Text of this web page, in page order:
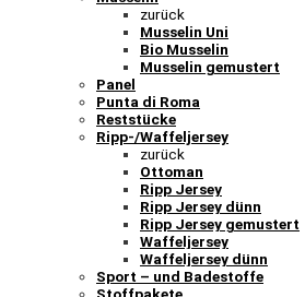
zurück
Musselin Uni
Bio Musselin
Musselin gemustert
Panel
Punta di Roma
Reststücke
Ripp-/Waffeljersey
zurück
Ottoman
Ripp Jersey
Ripp Jersey dünn
Ripp Jersey gemustert
Waffeljersey
Waffeljersey dünn
Sport – und Badestoffe
Stoffpakete